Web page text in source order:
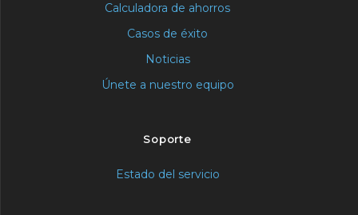
Calculadora de ahorros
Casos de éxito
Noticias
Únete a nuestro equipo
Soporte
Estado del servicio